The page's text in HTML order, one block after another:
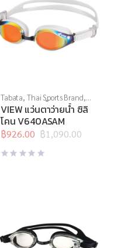
Tabata, Thai Sports Brand,
View,กีฬาทางน้ำ,แว่นตาว่าย
น้ำ,แว่นตาว่ายน้ำทั่วไป, แว่นตา
ว่ายน้ำแข่งขัน
VIEW แว่นตาว่ายน้ำ ซิลิ
โคน V640ASAM
฿1,090.00
Original
price
was:
฿926.00
Current
price
is: